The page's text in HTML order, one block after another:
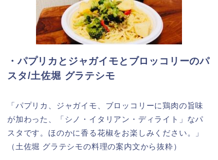
・パプリカとジャガイモとブロッコリーのパ
スタ/土佐堀 グラテシモ
「パプリカ、ジャガイモ、ブロッコリーに鶏肉の旨味
が加わった、「シノ・イタリアン・ディライト」なパ
スタです。ほのかに香る花椒をお楽しみください。」
（土佐堀 グラテシモの料理の案内文から抜粋）